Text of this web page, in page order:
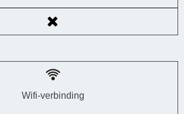
Wifi-verbinding